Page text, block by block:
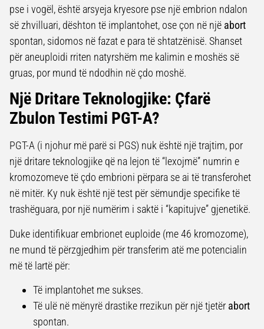
pse i vogël, është arsyeja kryesore pse një embrion ndalon
së zhvilluari, dështon të implantohet, ose çon në një abort
spontan, sidomos në fazat e para të shtatzënisë. Shanset
për aneuploidi rriten natyrshëm me kalimin e moshës së
gruas, por mund të ndodhin në çdo moshë.
Një Dritare Teknologjike: Çfarë
Zbulon Testimi PGT-A?
PGT-A (i njohur më parë si PGS) nuk është një trajtim, por
një dritare teknologjike që na lejon të “lexojmë” numrin e
kromozomeve të çdo embrioni përpara se ai të transferohet
në mitër. Ky nuk është një test për sëmundje specifike të
trashëguara, por një numërim i saktë i “kapitujve” gjenetikë.
Duke identifikuar embrionet euploide (me 46 kromozome),
ne mund të përzgjedhim për transferim atë me potencialin
më të lartë për:
Të implantohet me sukses.
Të ulë në mënyrë drastike rrezikun për një tjetër abort
spontan.